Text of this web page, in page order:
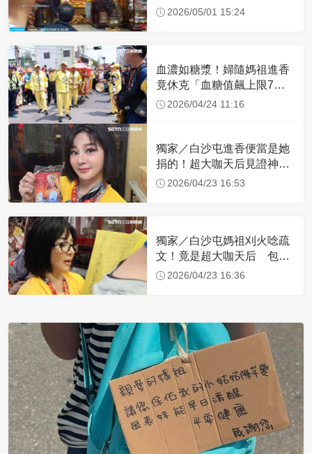
2026/05/01 15:24
血濃如糖漿！婦隨媽祖進香
竟休克「血糖值飆上限7
倍」 醫曝原因
2026/04/24 11:16
獨家／白沙屯進香便當是她
捐的！超大咖天后見證神
蹟 一靠近媽祖就爆哭
2026/04/23 16:53
獨家／白沙屯媽祖刈火唸疏
文！竟是超大咖天后 包尿
布忍尿5小時不喊累
2026/04/23 16:36